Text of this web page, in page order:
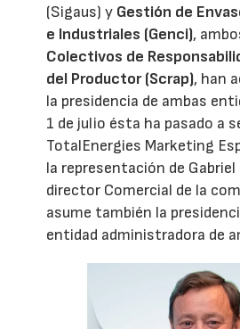
(Sigaus) y Gestión de
e Industriales (Genci),
Colectivos de
del Productor (Scrap), han
la presidencia de ambas
1 de julio ésta ha pasado a
TotalEnergies Marketing
la representación de Gabriel
director Comercial de la
asume también la
entidad administradora de